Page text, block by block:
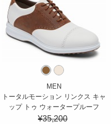
MEN
トータルモーション リンクス キャ
ップ トゥ ウォータープルーフ
¥35,200